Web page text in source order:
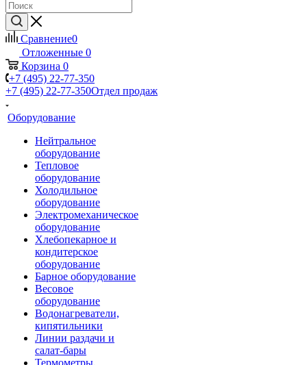
Сравнение0
Отложенные 0
Корзина 0
+7 (495) 22-77-350
+7 (495) 22-77-350Отдел продаж
Оборудование
Нейтральное
оборудование
Тепловое
оборудование
Холодильное
оборудование
Электромеханическое
оборудование
Хлебопекарное и
кондитерское
оборудование
Барное оборудование
Весовое
оборудование
Водонагреватели,
кипятильники
Линии раздачи и
салат-бары
Термометры,